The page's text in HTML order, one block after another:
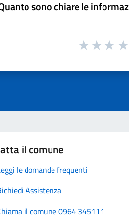
sono chiare le
il comune
le domande frequenti
Assistenza
il comune 0964 345111